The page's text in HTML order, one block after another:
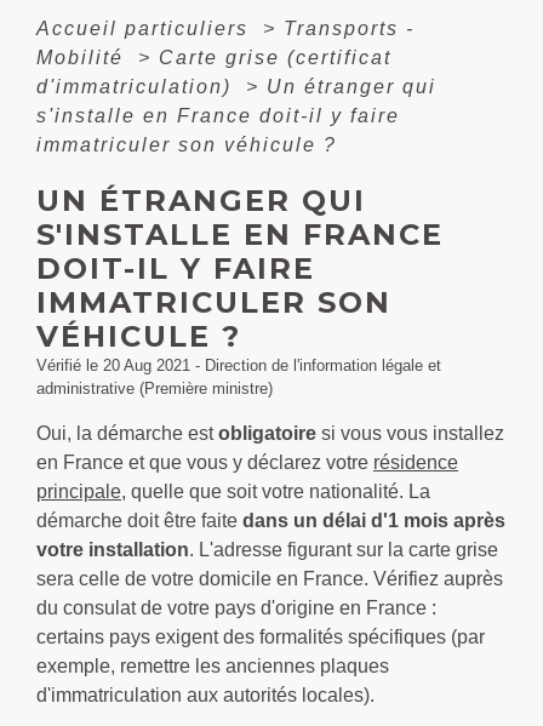
Accueil particuliers > Transports -
Mobilité
> Carte grise (certificat
d'immatriculation)
> Un étranger qui
s'installe en France doit-il y faire
immatriculer son véhicule ?
UN ÉTRANGER QUI
S'INSTALLE EN FRANCE
DOIT-IL Y FAIRE
IMMATRICULER SON
VÉHICULE ?
Vérifié le 20 Aug 2021 - Direction de l'information légale et
administrative (Première ministre)
Oui, la démarche estobligatoire si vous vous installez
en France et que vous y déclarez votre résidence
principale, quelle que soit votre nationalité. La
démarche doit être faite dans un délai d'1 mois après
votre installation. L'adresse figurant sur la carte grise
sera celle de votre domicile en France. Vérifiez auprès
du consulat de votre pays d'origine en France :
certains pays exigent des formalités spécifiques (par
exemple, remettre les anciennes plaques
d'immatriculation aux autorités locales).